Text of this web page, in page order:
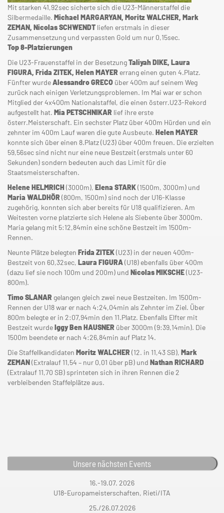
Mit starken 41,92sec sicherte sich die U23-Männerstaffel die
Silbermedaille. Michael MARGARYAN, Moritz WALCHER, Mark
ZEMAN, Nicolas SCHWENDT liefen erstmals in dieser
Zusammensetzung und verpassten Gold um nur 0,15sec.
Top 8-Platzierungen
Die U23-Frauenstaffel in der BesetzungTaliyah DIKE, Laura
FIGURA, Frida ZITEK, Helen MAYER errang einen guten 4.Platz.
Fünfter wurdeAlessandro GRECO über 400m auf seinem Weg
zurück nach einigen Verletzungsproblemen. Im Mai war er schon
Mitglied der 4x400m Nationalstaffel, die einen österr.U23-Rekord
aufgestellt hat. Mia PETSCHNIKAR lief ihre erste
österr.Meisterschaft. Ein sechster Platz über 400m Hürden und ein
zehnter im 400m Lauf waren die gute Ausbeute. Helen MAYER
konnte sich über einen 8.Platz (U23) über 400m freuen. Die erzielten
59,56sec sind nicht nur eine neue Bestzeit (erstmals unter 60
Sekunden) sondern bedeuten auch das Limit für die
Staatsmeisterschaften.
Helene HELMRICH (3000m), Elena STARK(1500m, 3000m) und
Maria WALDHÖR (800m, 1500m) sind noch der U16-Klasse
zugehörig, konnten sich aber bereits für U18 qualifizieren. Am
Weitesten vorne platzierte sich Helene als Siebente über 3000m.
Maria gelang mit 5:12,84min eine schöne Bestzeit im 1500m-
Rennen.
Neunte Plätze belegten Frida ZITEK(U23) in der neuen 400m-
Bestzeit von 60,32sec, Laura FIGURA(U18) ebenfalls über 400m
(dazu lief sie noch 100m und 200m) und Nicolas MIKSCHE(U23-
800m).
Timo SLANAR gelangen gleich zwei neue Bestzeiten. Im 1500m-
Rennen der U18 war er nach 4:24,04min als Zehnter im Ziel. Über
800m belegte er in 2:07,94min den 11.Platz. Ebenfalls Elfter mit
Bestzeit wurdeIggy Ben HAUSNER über 3000m (9:39,14min). Die
1500m beendete er nach 4:26,84min auf Platz 14.
Die Staffellkandidaten Moritz WALCHER (12. in 11,43 SB), Mark
ZEMAN(Extralauf 11,54 – nur 0,01 über pB) und Nathan RICHARD
(Extralauf 11,70 SB) sprinteten sich in ihren Rennen die 2
verbleibenden Staffelplätze aus.
Unsere nächsten Events
16.-19.07. 2026
U18-Europameisterschaften, Rieti/ITA
25./26.07.2026